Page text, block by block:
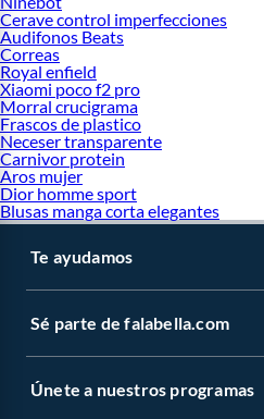
Cerave control imperfecciones
Audifonos Beats
Correas
Royal enfield
Xiaomi poco f2 pro
Morral crucigrama
Frascos de plastico
Neceser transparente
Carnivor protein
Aros mujer
Dior homme sport
Blusas manga corta elegantes
Te ayudamos
Sé parte de falabella.com
Únete a nuestros programas